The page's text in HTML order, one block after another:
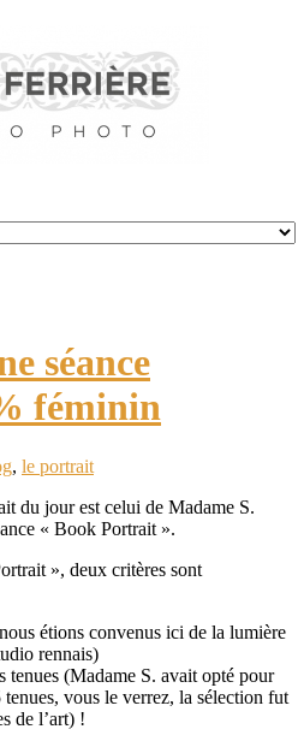
séance
féminin
, le portrait
du jour est celui de Madame S.
« Book Portrait ».
», deux critères sont
étions convenus ici de la lumière
rennais)
tenues (Madame S. avait opté pour
vous le verrez, la sélection fut
de l’art) !